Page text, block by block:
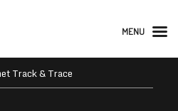
Track & Trace
MENU